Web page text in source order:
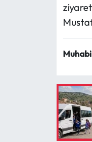
Sungurlu
Uğurludağ